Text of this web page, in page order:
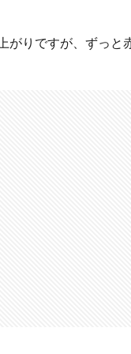
がりですが、ずっと